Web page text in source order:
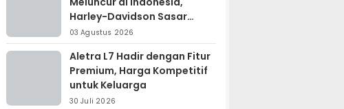
Harley-Davidson Sasar
Kolektor Motor Premium
03 Agustus 2026
Aletra L7 Hadir dengan Fitur
Premium, Harga Kompetitif
untuk Keluarga
30 Juli 2026